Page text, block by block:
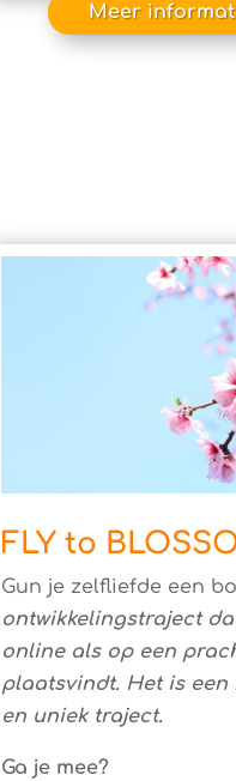
Meer
FLY to
Gun je zelfliefde een
ontwikkelingstraject
online als op een
plaatsvindt. Het is een
en uniek traject.
Ga je mee?